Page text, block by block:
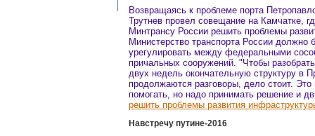
Возвращаясь к проблеме порта
Трутнев провел совещание на Камчатке,
Минтрансу России решить проблемы
Министерство транспорта России должно
урегулировать между федеральными
причальных сооружений. "Чтобы
двух недель окончательную структуру в
продолжаются разговоры, дело стоит.
помогать, но надо принимать решение и
решить проблемы развития
Навстречу путине-2016